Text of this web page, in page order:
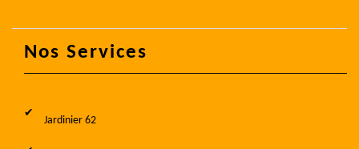
Nos Services
Jardinier 62